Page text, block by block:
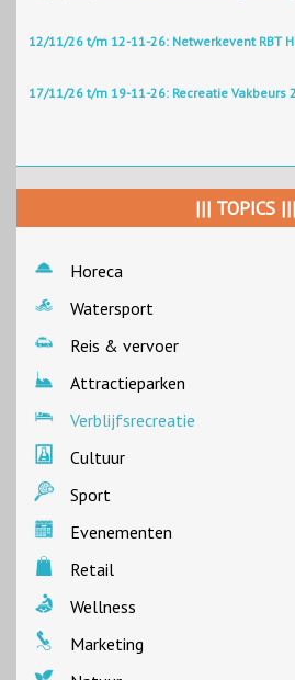
12/11/26 t/m 12-11-26: Netwerkevent RBT
17/11/26 t/m 19-11-26: Recreatie Vakbeurs
||| TOPICS |||
Horeca
Watersport
Reis & vervoer
Attractieparken
Verblijfsrecreatie
Cultuur
Sport
Evenementen
Retail
Wellness
Marketing